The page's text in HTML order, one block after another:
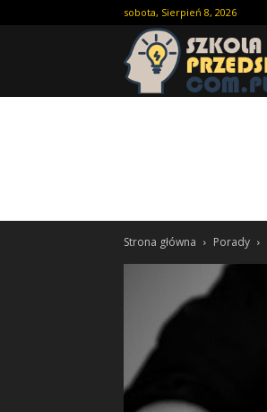
sobota, Sierpień 8, 2026
Strona główna Porady